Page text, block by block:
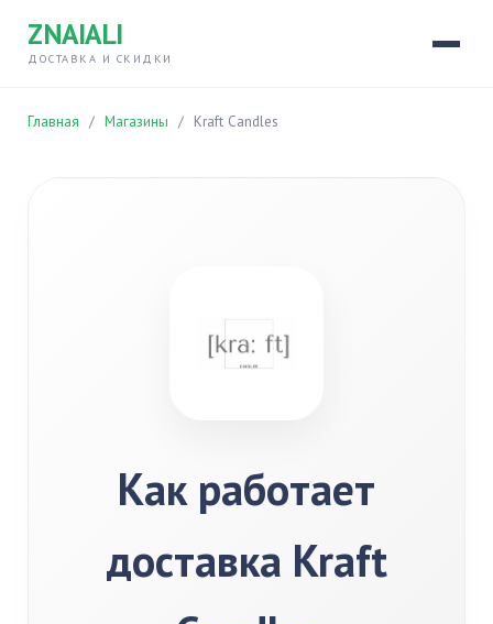
ZNAIALI
ДОСТАВКА И СКИДКИ
Главная / Магазины / Kraft Candles
Как работает
доставка Kraft